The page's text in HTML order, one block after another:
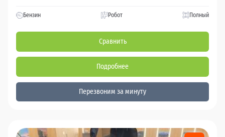
Бензин Робот Полный
Сравнить
Подробнее
Перезвоним за минуту